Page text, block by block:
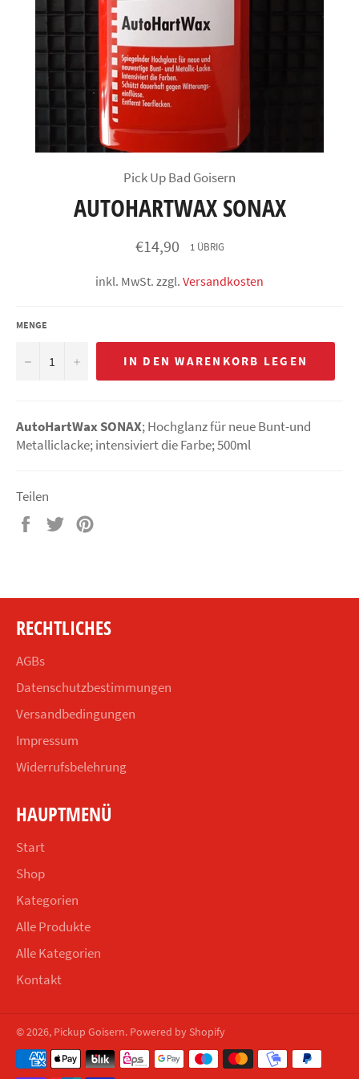
Pick Up Bad Goisern
AUTOHARTWAX SONAX
Normaler
Preis
€14,90 1 ÜBRIG
inkl. MwSt. zzgl. Versandkosten
MENGE
− + IN DEN WARENKORB LEGEN
AutoHartWax SONAX; Hochglanz für neue Bunt-und
Metalliclacke; intensiviert die Farbe; 500ml
Teilen
Auf
Auf
RECHTLICHES
AGBs
Datenschutzbestimmungen
Versandbedingungen
Impressum
Widerrufsbelehrung
HAUPTMENÜ
Start
Shop
Kategorien
Alle Produkte
Alle Kategorien
Kontakt
© 2026, Pickup Goisern. Powered by Shopify
Zahlungsmethoden